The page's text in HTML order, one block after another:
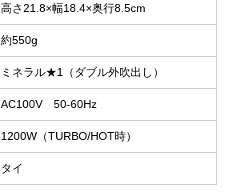
高さ21.8×幅18.4×奥行8.5cm
約550g
ミネラル★1（ダブル外吹出し）
AC100V 50-60Hz
1200W（TURBO/HOT時）
タイ